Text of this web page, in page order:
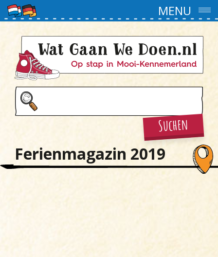
MENU
Suchen
Ferienmagazin 2019